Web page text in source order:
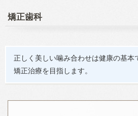
矯正歯科
正しく美しい噛み合わせは健康の基
矯正治療を目指します。